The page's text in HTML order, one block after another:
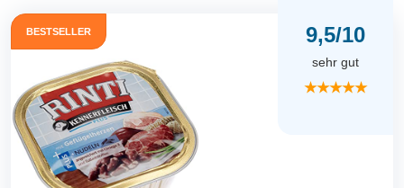
BESTSELLER 9,5/10
sehr gut
★★★★★